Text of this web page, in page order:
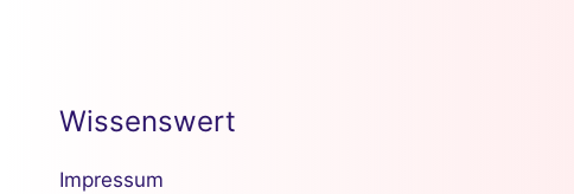
Wissenswert
Impressum